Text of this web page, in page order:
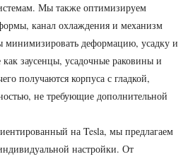
Мы также оптимизируем
канал охлаждения и механизм
минимизировать деформацию, усадку и
заусенцы, усадочные раковины и
получаются корпуса с гладкой,
не требующие дополнительной
на Tesla, мы предлагаем
настройки. От